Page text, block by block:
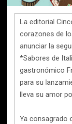
La editorial
corazones de
anunciar la
*Sabores de
gastronómico
para su
lleva su amor
Ya consagrado